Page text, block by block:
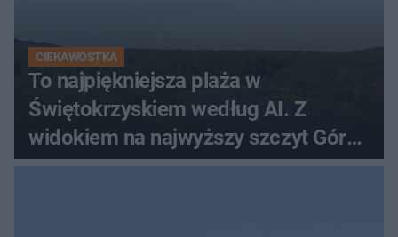
CIEKAWOSTKA
To najpiękniejsza plaża w
Świętokrzyskiem według AI. Z
widokiem na najwyższy szczyt Gór
Świętokrzyskich